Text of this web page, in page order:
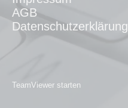
AGB
Datenschutzerklärung
TeamViewer starten